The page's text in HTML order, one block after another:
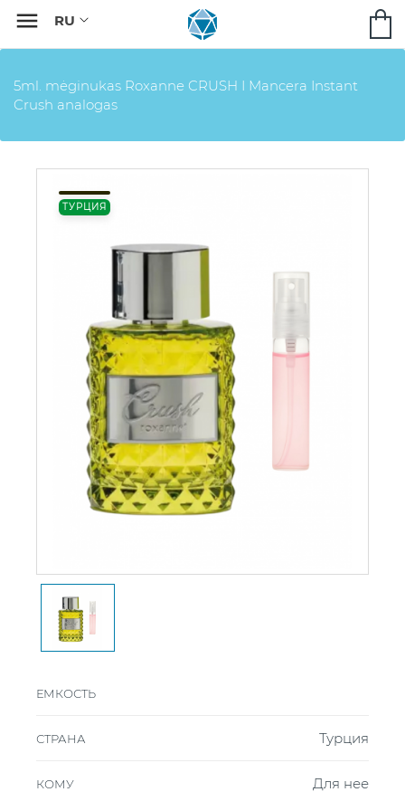

5ml. mėginukas Roxanne CRUSH I Mancera Instant
Crush analogas
ТУРЦИЯ
ЕМКОСТЬ
СТРАНА Турция
КОМУ Для нее